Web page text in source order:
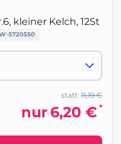
kleiner Kelch, 12St
5720550
11,19 €
statt
nur 6,20 € *